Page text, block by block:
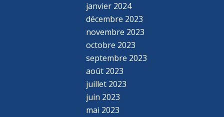
janvier 2024
décembre 2023
novembre 2023
octobre 2023
septembre 2023
août 2023
juillet 2023
juin 2023
mai 2023